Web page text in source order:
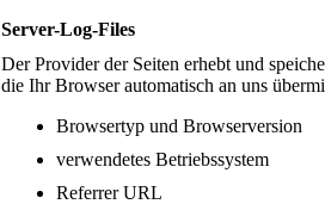
Server-Log-Files
Der Provider der Seiten erhebt und
die Ihr Browser automatisch an uns
Browsertyp und Browserversion
verwendetes Betriebssystem
Referrer URL